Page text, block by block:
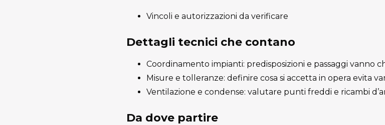
Vincoli e autorizzazioni da verificare
Dettagli tecnici che contano
Coordinamento impianti: predisposizioni e passaggi vanno
Misure e tolleranze: definire cosa si accetta in opera evita
Ventilazione e condense: valutare punti freddi e ricambi
Da dove partire